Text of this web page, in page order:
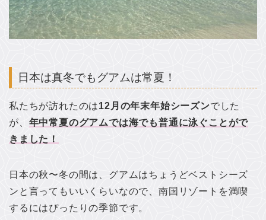
日本は真冬でもグアムは常夏！
私たちが訪れたのは12月の年末年始シーズンでした
が、 年中常夏のグアムでは海でも普通に泳ぐことがで
きました！
日本の秋〜冬の間は、グアムはちょうどベストシーズ
ンと言ってもいいくらいなので、南国リゾートを満喫
するにはぴったりの季節です。